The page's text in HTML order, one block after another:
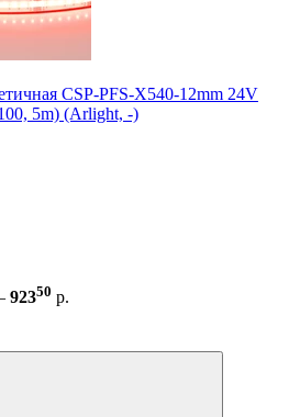
CSP-PFS-X540-12mm 24V
5m) (Arlight, -)
92350 р.